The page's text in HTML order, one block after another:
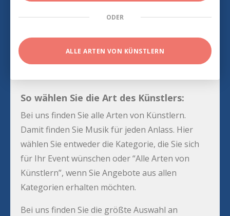
ODER
ALLE ARTEN VON KÜNSTLERN
So wählen Sie die Art des Künstlers:
Bei uns finden Sie alle Arten von Künstlern.
Damit finden Sie Musik für jeden Anlass. Hier
wählen Sie entweder die Kategorie, die Sie sich
für Ihr Event wünschen oder “Alle Arten von
Künstlern”, wenn Sie Angebote aus allen
Kategorien erhalten möchten.
Bei uns finden Sie die größte Auswahl an